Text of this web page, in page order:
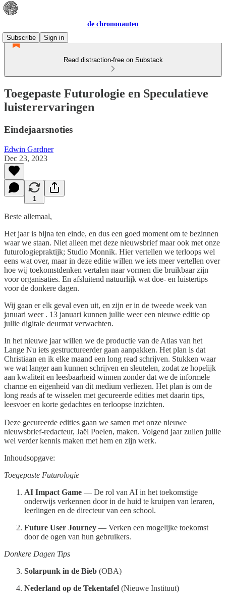
de chrononauten
Subscribe
Sign in
Read distraction-free on Substack
Toegepaste Futurologie en Speculatieve
luisterervaringen
Eindejaarsnoties
Edwin Gardner
Dec 23, 2023
1
Beste allemaal,
Het jaar is bijna ten einde, en dus een goed moment om te bezinnen
waar we staan. Niet alleen met deze nieuwsbrief maar ook met onze
futurologiepraktijk; Studio Monnik. Hier vertellen we terloops wel
eens wat over, maar in deze editie willen we iets meer vertellen over
hoe wij toekomstdenken vertalen naar vormen die bruikbaar zijn
voor organisaties. En afsluitend natuurlijk wat doe- en luistertips
voor de donkere dagen.
Wij gaan er elk geval even uit, en zijn er in de tweede week van
januari weer . 13 januari kunnen jullie weer een nieuwe editie op
jullie digitale deurmat verwachten.
In het nieuwe jaar willen we de productie van de Atlas van het
Lange Nu iets gestructureerder gaan aanpakken. Het plan is dat
Christiaan en ik elke maand een long read schrijven. Stukken waar
we wat langer aan kunnen schrijven en sleutelen, zodat ze hopelijk
aan kwaliteit en leesbaarheid winnen zonder dat we de informele
charme en eigenheid van dit medium verliezen. Het plan is om de
long reads af te wisselen met gecureerde edities met daarin tips,
leesvoer en korte gedachtes en terloopse inzichten.
Deze gecureerde edities gaan we samen met onze nieuwe
nieuwsbrief-redacteur, Jaël Poelen, maken. Volgend jaar zullen jullie
wel verder kennis maken met hem en zijn werk.
Inhoudsopgave:
Toegepaste Futurologie
AI Impact Game — De rol van AI in het toekomstige
onderwijs verkennen door in de huid te kruipen van leraren,
leerlingen en de directeur van een school.
Future User Journey — Verken een mogelijke toekomst
door de ogen van hun gebruikers.
Donkere Dagen Tips
Solarpunk in de Bieb (OBA)
Nederland op de Tekentafel (Nieuwe Instituut)